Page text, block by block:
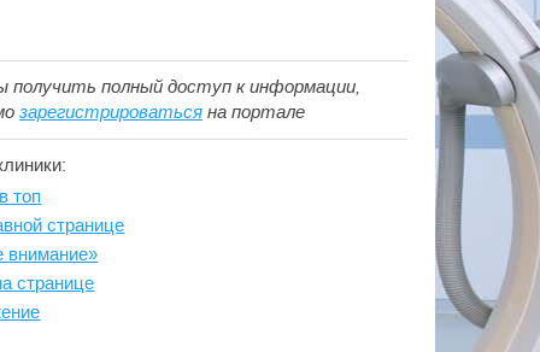
полный доступ к информации,
зарегистрироваться на портале
топ
странице
внимание»
странице